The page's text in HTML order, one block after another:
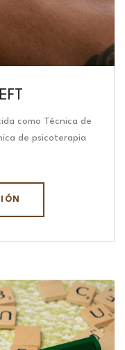
como Técnica de
de psicoterapia